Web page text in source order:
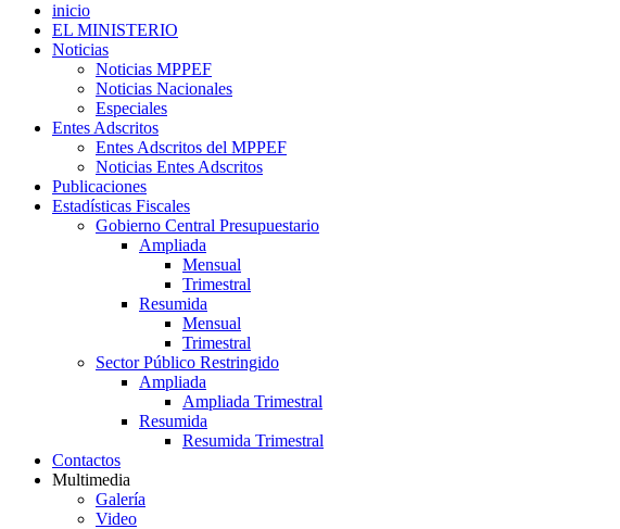
inicio
EL MINISTERIO
Noticias
Noticias MPPEF
Noticias Nacionales
Especiales
Entes Adscritos
Entes Adscritos del MPPEF
Noticias Entes Adscritos
Publicaciones
Estadísticas Fiscales
Gobierno Central Presupuestario
Ampliada
Mensual
Trimestral
Resumida
Mensual
Trimestral
Sector Público Restringido
Ampliada
Ampliada Trimestral
Resumida
Resumida Trimestral
Contactos
Multimedia
Galería
Video